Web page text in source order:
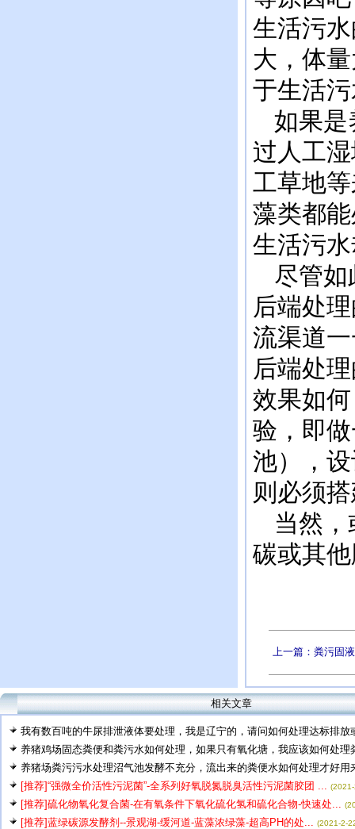
生活污
大，体
于生活
如果是
过人工
工草地
藻类都
生活污
尽管如
后端处
流渠道
后端处
效果如
验，即
池），
则必须
当然，
碳或其
上一篇：粪污固
相关文章
我有数百吨的牛尿排泄液体要处理，我是辽宁的，请问如何处理达标排放
养猪鸡场固态粪便和粪污水如何处理，如果只有氧化塘，我应该如何处理
养猪场粪污污水处理沼气池发酵不充分，流出来的粪便水如何处理才好用
[推荐]“强微全价活性污泥菌”-全系列好氧脱氮脱臭活性污泥菌胶团 ...
[推荐]硫化物氧化复合菌-在有氧条件下氧化硫化氢和硫化合物-快速处...
[推荐]蓝绿碳源发酵剂--景观湖-缓河道-蓝藻浓绿藻-超高PH的处... (2021-2-